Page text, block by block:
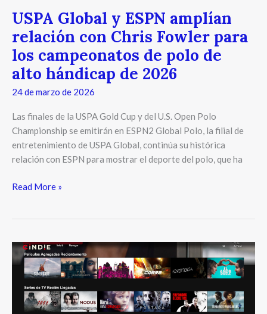
USPA Global y ESPN amplían
relación con Chris Fowler para
los campeonatos de polo de
alto hándicap de 2026
24 de marzo de 2026
Las finales de la USPA Gold Cup y del U.S. Open Polo
Championship se emitirán en ESPN2 Global Polo, la filial de
entretenimiento de USPA Global, continúa su histórica
relación con ESPN para mostrar el deporte del polo, que ha
alto
hándicap
de
2026
Read More »
CINDIE
llega
Whale